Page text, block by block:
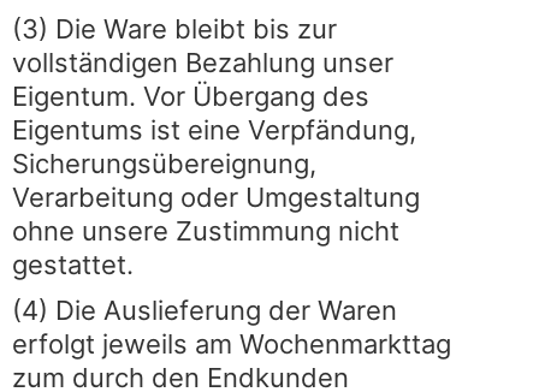
(3) Die Ware bleibt bis zur
vollständigen Bezahlung unser
Eigentum. Vor Übergang des
Eigentums ist eine Verpfändung,
Sicherungsübereignung,
Verarbeitung oder Umgestaltung
ohne unsere Zustimmung nicht
gestattet.
(4) Die Auslieferung der Waren
erfolgt jeweils am Wochenmarkttag
zum durch den Endkunden